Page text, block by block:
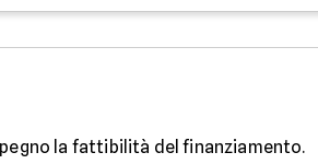
la fattibilità del finanziamento.